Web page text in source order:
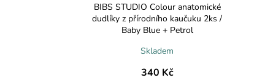
BIBS STUDIO Colour anatomické
dudlíky z přírodního kaučuku 2ks /
Baby Blue + Petrol
Skladem
340 Kč